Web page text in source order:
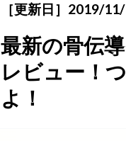
［更新日］2019/
最新の骨伝
レビュー！
よ！